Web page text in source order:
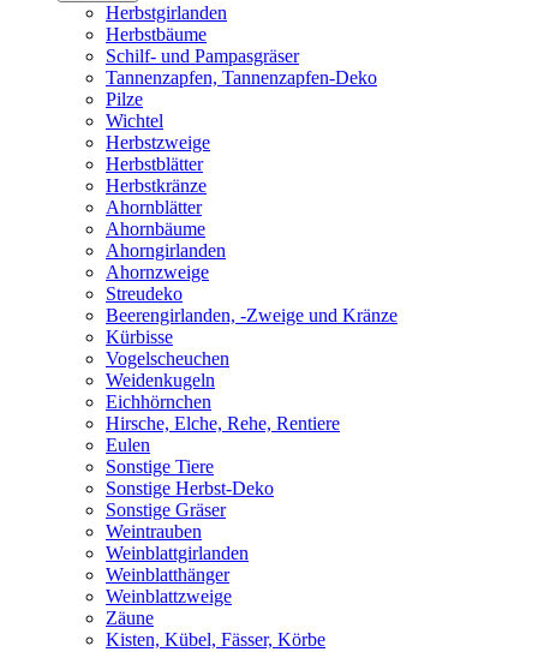
Herbstgirlanden
Herbstbäume
Schilf- und Pampasgräser
Tannenzapfen, Tannenzapfen-Deko
Pilze
Wichtel
Herbstzweige
Herbstblätter
Herbstkränze
Ahornblätter
Ahornbäume
Ahorngirlanden
Ahornzweige
Streudeko
Beerengirlanden, -Zweige und Kränze
Kürbisse
Vogelscheuchen
Weidenkugeln
Eichhörnchen
Hirsche, Elche, Rehe, Rentiere
Eulen
Sonstige Tiere
Sonstige Herbst-Deko
Sonstige Gräser
Weintrauben
Weinblattgirlanden
Weinblatthänger
Weinblattzweige
Zäune
Kisten, Kübel, Fässer, Körbe